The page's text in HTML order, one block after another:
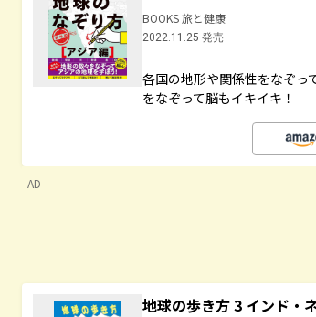
BOOKS 旅と健康
2022.11.25 発売
各国の地形や関係性をなぞっ
をなぞって脳もイキイキ！
AD
地球の歩き方 3 インド・